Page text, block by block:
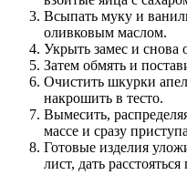
Всыпать муку и
оливковым маслом.
Укрыть замес и снова
Затем обмять и
Очистить шкурки
накрошить в тесто.
Вымесить,
массе и сразу
Готовые изделия
лист, дать